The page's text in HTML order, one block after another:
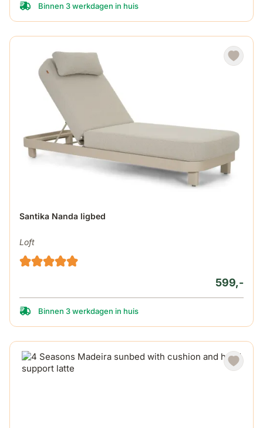
Binnen 3 werkdagen in huis
Santika Nanda ligbed
Loft
599,-
Binnen 3 werkdagen in huis